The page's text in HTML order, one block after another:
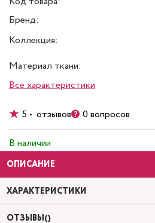
Бренд:
Коллекция:
Материал ткани:
Все характеристики
5 • отзывов 0 вопросов
В наличии
ОПИСАНИЕ
ХАРАКТЕРИСТИКИ
ОТЗЫВЫ()